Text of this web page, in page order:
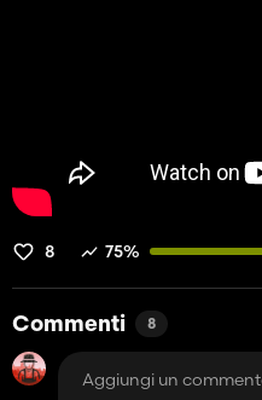
Courseplay o l'aiutante del
Cosa dovrebbe fare il
guidare fino all'attrezzo
l'attrezzatura e raggiungere il
Il punto di passaggio
partenza del Courseplay. Una
punto di passaggio, il mod
8 75%
Commenti 8